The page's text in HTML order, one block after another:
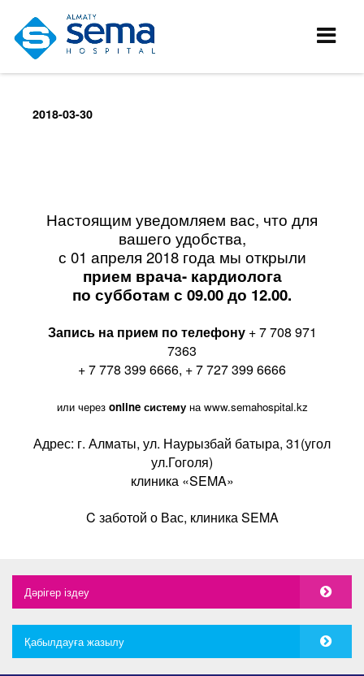
2018-03-30
Настоящим уведомляем вас, что для
вашего удобства,
с 01 апреля 2018 года мы открыли
прием врача- кардиолога
по субботам с 09.00 до 12.00.
Запись на прием по телефону+ 7 708 971
7363
+ 7 778 399 6666, + 7 727 399 6666
или через onlineсистемунаwww.semahospital.kz
Адрес: г. Алматы, ул. Наурызбай батыра, 31(угол
ул.Гоголя)
клиника «SEMA»
C заботой о Вас, клиникаSEMA
Дәрігер іздеу
Қабылдауға жазылу